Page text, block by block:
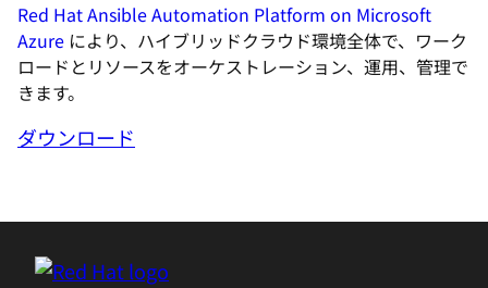
Red Hat Ansible Automation Platform on Microsoft
Azure により、ハイブリッドクラウド環境全体で、ワーク
ロードとリソースをオーケストレーション、運用、管理で
きます。
ダウンロード